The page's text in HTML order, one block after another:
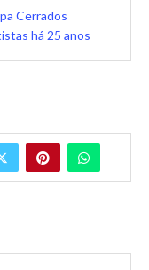
Cerrados
há 25 anos